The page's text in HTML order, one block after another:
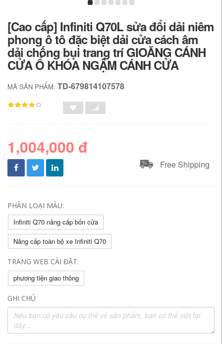
[Cao cấp] Infiniti Q70L sửa đổi dải niêm
phong ô tô đặc biệt dải cửa cách âm
dải chống bụi trang trí GIOĂNG CÁNH
CỬA Ổ KHÓA NGẬM CÁNH CỬA
MÃ SẢN PHẨM: TD-679814107578
1,004,000 đ
Free Shipping
PHÂN LOẠI MÀU:
Infiniti Q70 nâng cấp bốn cửa
Nâng cấp toàn bộ xe Infiniti Q70
TRANG WEB CÀI ĐẶT:
phương tiện giao thông
GHI CHÚ